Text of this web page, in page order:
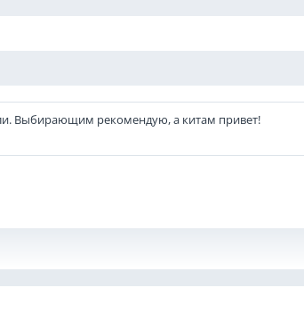
Выбирающим рекомендую, а китам привет!